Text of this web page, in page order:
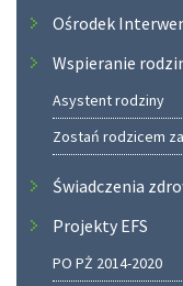
Ośrodek
Wspieranie
Asystent rodziny
Zostań rodzicem
Świadczenia
Projekty EFS
PO PŻ 2014-2020